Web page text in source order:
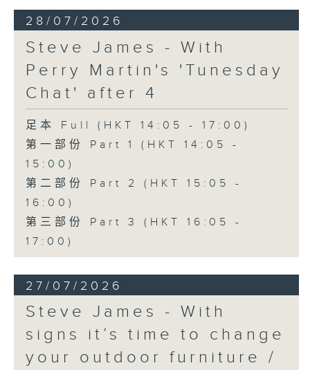
28/07/2026
Steve James - With
Perry Martin's 'Tunesday
Chat' after 4
足本 Full (HKT 14:05 - 17:00)
第一部份 Part 1 (HKT 14:05 -
15:00)
第二部份 Part 2 (HKT 15:05 -
16:00)
第三部份 Part 3 (HKT 16:05 -
17:00)
27/07/2026
Steve James - With
signs it’s time to change
your outdoor furniture /